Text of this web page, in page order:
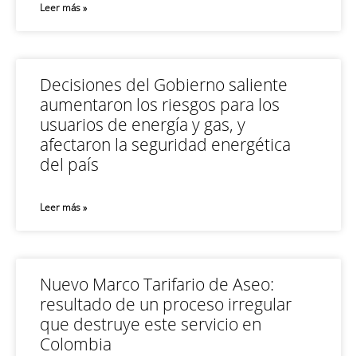
Leer más »
Decisiones del Gobierno saliente
aumentaron los riesgos para los
usuarios de energía y gas, y
afectaron la seguridad energética
del país
Leer más »
Nuevo Marco Tarifario de Aseo:
resultado de un proceso irregular
que destruye este servicio en
Colombia